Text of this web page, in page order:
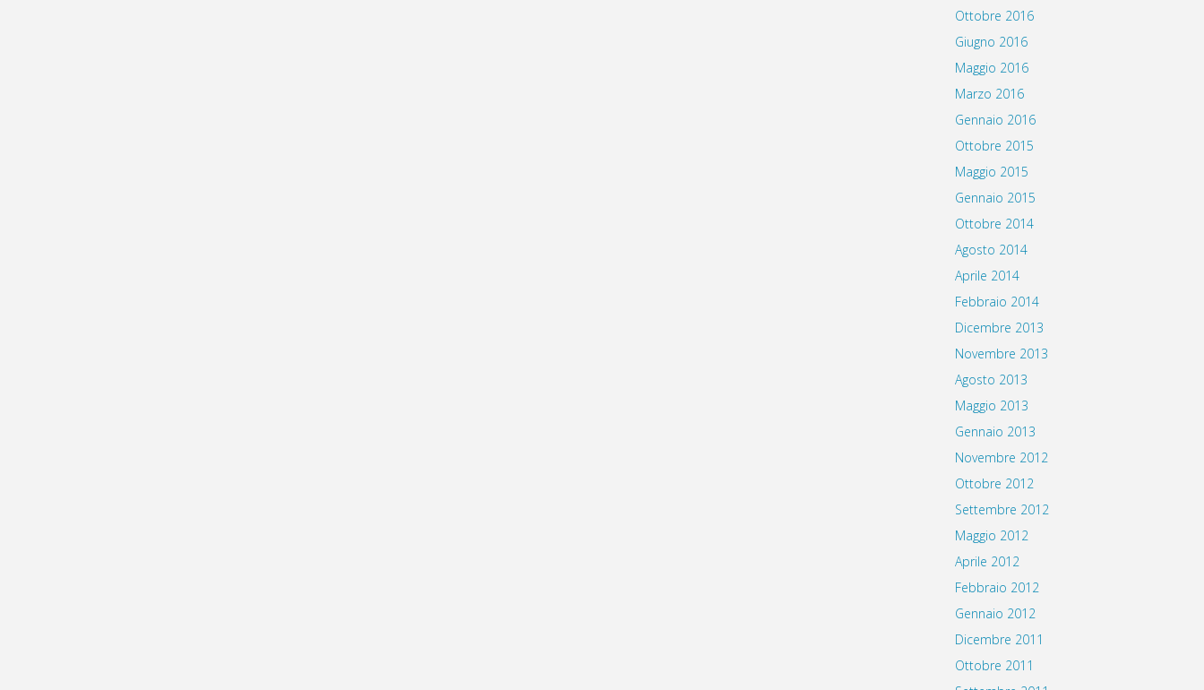
Ottobre 2016
Giugno 2016
Maggio 2016
Marzo 2016
Gennaio 2016
Ottobre 2015
Maggio 2015
Gennaio 2015
Ottobre 2014
Agosto 2014
Aprile 2014
Febbraio 2014
Dicembre 2013
Novembre 2013
Agosto 2013
Maggio 2013
Gennaio 2013
Novembre 2012
Ottobre 2012
Settembre 2012
Maggio 2012
Aprile 2012
Febbraio 2012
Gennaio 2012
Dicembre 2011
Ottobre 2011